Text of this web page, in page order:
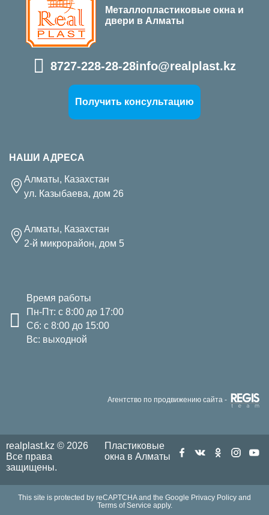
Металлопластиковые окна и
двери в Алматы
8727-228-28-28info@realplast.kz
Получить консультацию
НАШИ АДРЕСА
Алматы, Казахстан
ул. Казыбаева, дом 26
Алматы, Казахстан
2-й микрорайон, дом 5
Время работы
Пн-Пт: с 8:00 до 17:00
Сб: с 8:00 до 15:00
Вс: выходной
Агентство по продвижению сайта -
realplast.kz © 2026
Все права
защищены.
Пластиковые
окна в Алматы
This site is protected by reCAPTCHA and the Google Privacy Policy and
Terms of Service apply.